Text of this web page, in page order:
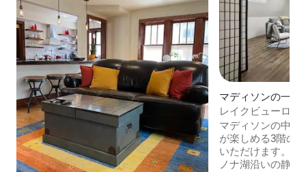
マディソンの一軒
レイクビューロフ
ンタウン
マディソンの中心
が楽しめる3階の
いただけます。
ノナ湖沿いの静